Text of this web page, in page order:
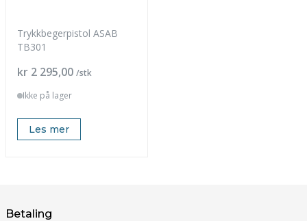
Trykkbegerpistol ASAB
TB301
Pris
kr 2 295,00 /stk
Ikke på lager
Les mer
Betaling